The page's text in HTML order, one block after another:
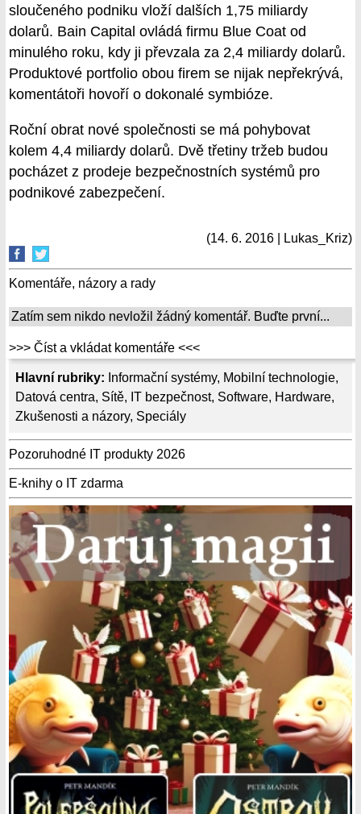
Hlavní rubriky: Informační systémy, Mobilní technologie,
Datová centra, Sítě, IT bezpečnost, Software, Hardware,
Zkušenosti a názory, Speciály
Pozoruhodné IT produkty 2026
E-knihy o IT zdarma
sloučeného podniku vloží dalších 1,75 miliardy
dolarů. Bain Capital ovládá firmu Blue Coat od
minulého roku, kdy ji převzala za 2,4 miliardy dolarů.
Produktové portfolio obou firem se nijak nepřekrývá,
komentátoři hovoří o dokonalé symbióze.
Roční obrat nové společnosti se má pohybovat
kolem 4,4 miliardy dolarů. Dvě třetiny tržeb budou
pocházet z prodeje bezpečnostních systémů pro
podnikové zabezpečení.
(14. 6. 2016 | Lukas_Kriz)
Komentáře, názory a rady
Zatím sem nikdo nevložil žádný komentář. Buďte první...
>>> Číst a vkládat komentáře <<<